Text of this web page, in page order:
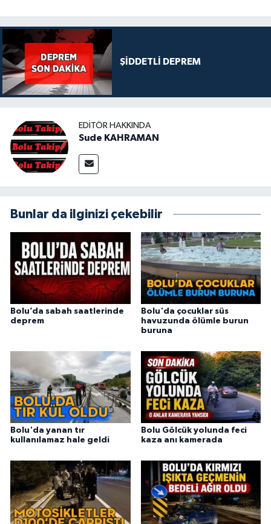
ŞİDDETLİ DEPREM
EDITÖR HAKKINDA
Sude KAHRAMAN
Bunlar da ilginizi çekebilir
Bolu’da sabah saatlerinde
deprem
Bolu'da çocuklar süs
havuzunda ölümle burun
buruna
Bolu'da yanan tır
kullanılamaz hale geldi
Bolu Gölcük yolunda feci
kaza anı kamerada